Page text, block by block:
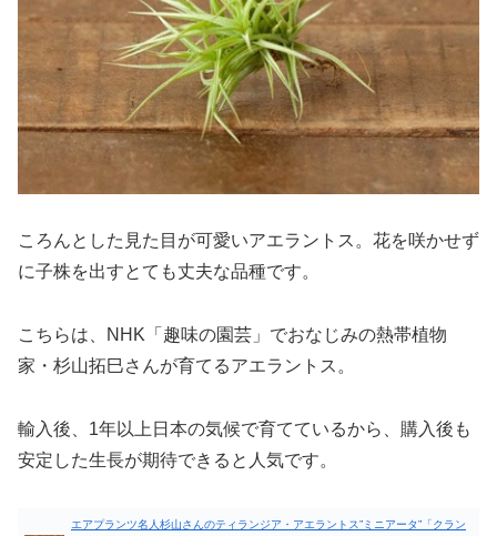
ころんとした見た目が可愛いアエラントス。花を咲かせず
に子株を出すとても丈夫な品種です。
こちらは、NHK「趣味の園芸」でおなじみの熱帯植物
家・杉山拓巳さんが育てるアエラントス。
輸入後、1年以上日本の気候で育てているから、購入後も
安定した生長が期待できると人気です。
エアプランツ名人杉山さんのティランジア・アエラントス”ミニアータ”「クラン